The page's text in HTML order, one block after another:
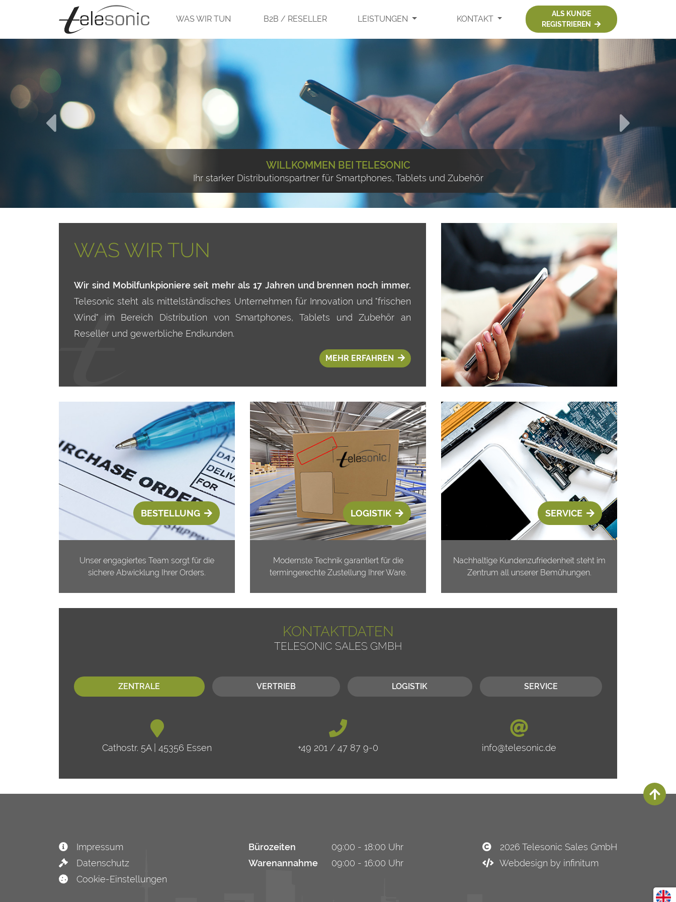
WAS WIR TUN B2B / RESELLER LEISTUNGEN KONTAKT
ALS KUNDE
REGISTRIEREN
WILLKOMMEN BEI TELESONIC
Ihr starker Distributionspartner für Smartphones, Tablets und Zubehör
WAS WIR TUN
Wir sind Mobilfunkpioniere seit mehr als 17 Jahren und brennen noch immer.
Telesonic steht als mittelständisches Unternehmen für Innovation und "frischen
Wind" im Bereich Distribution von Smartphones, Tablets und Zubehör an
Reseller und gewerbliche Endkunden.
MEHR ERFAHREN
BESTELLUNG
Unser engagiertes Team sorgt für die
sichere Abwicklung Ihrer Orders.
LOGISTIK
Modernste Technik garantiert für die
termingerechte Zustellung Ihrer Ware.
SERVICE
Nachhaltige Kundenzufriedenheit steht im
Zentrum all unserer Bemühungen.
KONTAKTDATEN
TELESONIC SALES GMBH
ZENTRALE VERTRIEB LOGISTIK SERVICE
Cathostr. 5A | 45356 Essen +49 201 / 47 87 9-0 info@telesonic.de
Impressum
Datenschutz
Cookie-Einstellungen
Bürozeiten
09:00 - 18:00 Uhr
Warenannahme
09:00 - 16:00 Uhr
2026 Telesonic Sales GmbH
Webdesign by infinitum